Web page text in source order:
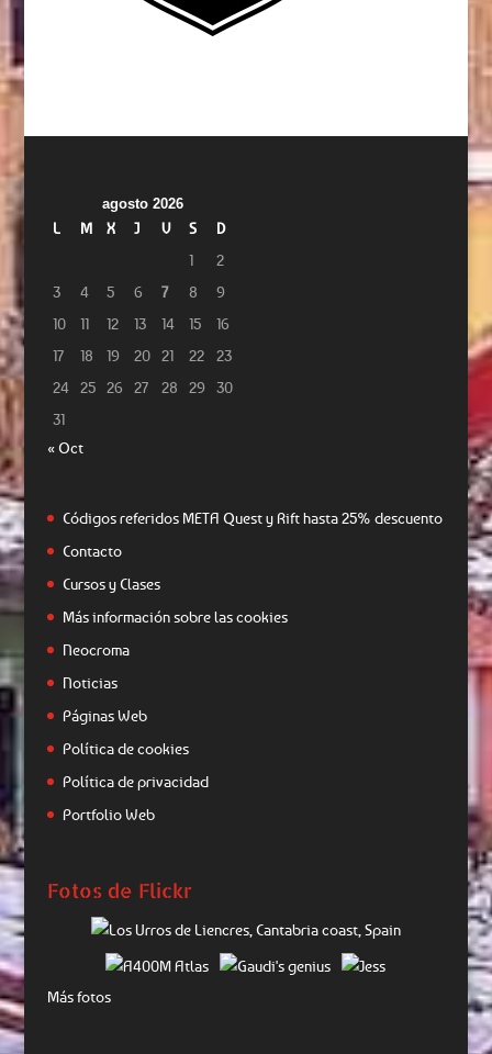
agosto 2026
L M X J V S
D
1
2
3
4 5 6 7 8
9
10
11 12 13 14 15
16
17
18 19 20 21 22
23
24
25 26 27 28 29
30
31
« Oct
Códigos referidos META Quest y Rift hasta 25% descuento
Contacto
Cursos y Clases
Más información sobre las cookies
Neocroma
Noticias
Páginas Web
Política de cookies
Política de privacidad
Portfolio Web
Fotos de Flickr
Más fotos